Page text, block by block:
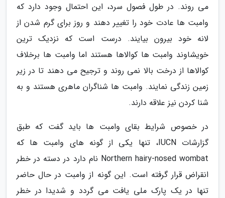
می روند. در طول فصول سرد، این احتمال وجود دارد که
وامبت ها عادت خود را تغییر دهند و روز برای گرم شدن از
لانه خود بیرون بیایند. درست است که نزدیک ترین
خویشاوند وامبت ها کوالاها هستند اما وامبت ها برخلاف
کوالاها از درخت بالا نمی روند و ترجیح می دهند تا در زیر
زمین زندگی نمایند. وامبت ها شناگران ماهری هستند و به
شنا کردن نیز علاقه دارند.
در خصوص شرایط بقای وامبت ها باید گفت که طبق
گزارشات IUCN، تنها یکی از گونه های وامبت ها که
Northern hairy-nosed wombat نام دارد در دسته در خطر
انقراض قرار گرفته است. این گونه از وامبت در حال حاضر
تنها در یک پارک ملی یافت می گردد و شدیدا در خطر